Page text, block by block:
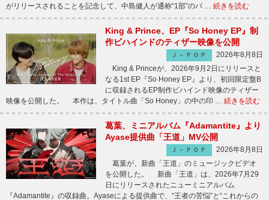
がリリースされることを記念して、中島健人が通称“1部”のパ … 続きを読む
King & Prince、EP『So Honey EP』制
作ビハインドのティザー映像を公開
Ｊ－ＰＯＰ
2026年8月8日
King & Princeが、2026年9月2日にリリースと
なる1st EP『So Honey EP』より、初回限定盤B
に収録されるEP制作ビハインド映像のティザー
映像を公開した。 本作は、タイトル曲「So Honey」の中の印 … 続きを読む
葛葉、ミニアルバム『Adamantite』より
Ayase提供曲「王道」MV公開
Ｊ－ＰＯＰ
2026年8月8日
葛葉が、新曲「王道」のミュージックビデオ
を公開した。 新曲「王道」は、2026年7月29
日にリリースされたニューミニアルバム
『Adamantite』の収録曲。Ayaseによる提供曲で、“王者の苦悩”と“これからの